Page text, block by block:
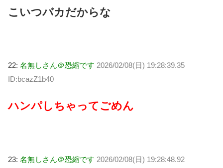
こいつバカだからな
22: 名無しさん＠恐縮です 2026/02/08(日) 19:28:39.35
ID:bcazZ1b40
ハンパしちゃってごめん
23: 名無しさん＠恐縮です 2026/02/08(日) 19:28:48.92